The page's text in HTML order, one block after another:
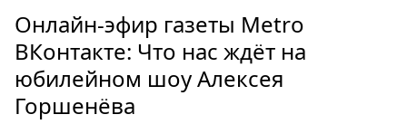
Россия
Мир
Здоровье
Еда
Онлайн-эфир газеты Metro
ВКонтакте: Что нас ждёт на
юбилейном шоу Алексея
Горшенёва